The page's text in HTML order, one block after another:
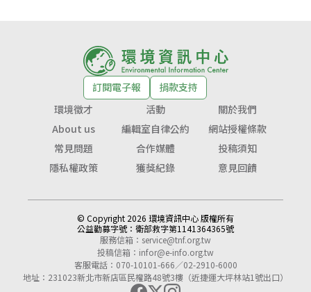
訂閱電子報
捐款支持
環境徵才
活動
關於我們
About us
編輯室自律公約
網站授權條款
常見問題
合作媒體
投稿須知
隱私權政策
獲獎紀錄 意見回饋
© Copyright 2026 環境資訊中心 版權所有
公益勸募字號： 衛部救字第1141364365號
服務信箱： service@tnf.org.tw
投稿信箱： infor@e-info.org.tw
客服電話：070-10101-666／02-2910-6000
地址：231023新北市新店區民權路48號3樓（近捷運大坪林站1號出口）